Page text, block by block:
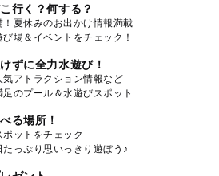
行く？何する？
！夏休みのお出かけ情報満載
び場＆イベントをチェック！
ずに全力水遊び！
気アトラクション情報など
足のプール＆水遊びスポット
る場所！
ポットをチェック
たっぷり思いっきり遊ぼう♪